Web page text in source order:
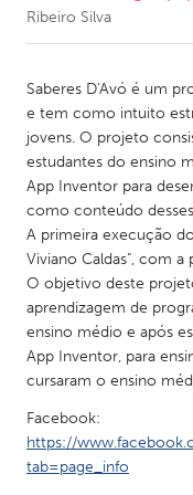
CANADA
Amherstburg
Kitchener-Waterloo
Newmarket
South Shore
MALAYSIA
Kuala Lumpur
NETHERLANDS
Leiden
Utrecht
Ribeiro Silva
Saberes D'Avó é um
e tem como intuito
jovens. O projeto
estudantes do ensino
App Inventor para
como conteúdo
A primeira execução
Viviano Caldas", com
O objetivo deste
aprendizagem de
ensino médio e após
App Inventor, para
cursaram o ensino
Facebook:
https://
tab=page_info